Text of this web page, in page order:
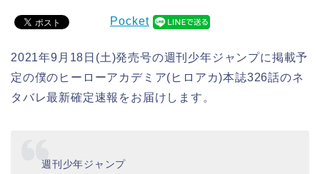
Pocket
2021年9月18日(土)発売号の週刊少年ジャンプに掲載予
定の僕のヒーローアカデミア(ヒロアカ)本誌326話のネ
タバレ最新確定速報をお届けします。
週刊少年ジャンプ